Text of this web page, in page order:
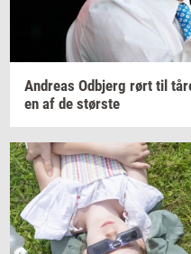
An­dreas Od­b­jerg rørt til
en af de stør­ste